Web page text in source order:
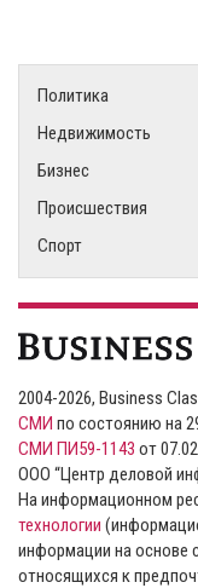
Политика
Недвижимость
Бизнес
Происшествия
Спорт
2004-2026, Business
СМИ по состоянию на
СМИ ПИ59-1143 от
ООО “Центр деловой
На информационном
технологии
информации на основе
относящихся к